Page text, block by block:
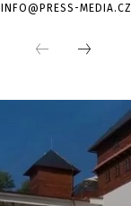
INFO@PRESS-MEDIA.CZ